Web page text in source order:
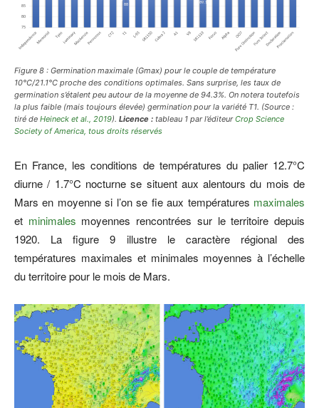
Figure 8 : Germination maximale (Gmax) pour le couple de température
10°C/21.1°C proche des conditions optimales. Sans surprise, les taux de
germination s’étalent peu autour de la moyenne de 94.3%. On notera toutefois
la plus faible (mais toujours élevée) germination pour la variété T1. (Source :
tiré de Heineck et al., 2019). Licence : tableau 1 par l’éditeurCrop Science
Society of America, tous droits réservés
En France, les conditions de températures du palier 12.7°C
diurne / 1.7°C nocturne se situent aux alentours du mois de
Mars en moyenne si l’on se fie aux températures maximales
et minimales moyennes rencontrées sur le territoire depuis
1920. La figure 9 illustre le caractère régional des
températures maximales et minimales moyennes à l’échelle
du territoire pour le mois de Mars.